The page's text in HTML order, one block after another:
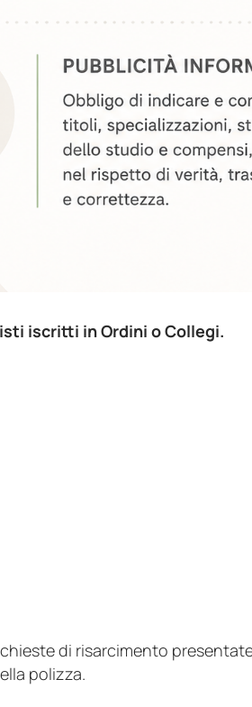
iscritti in Ordini o Collegi.
di risarcimento
polizza.